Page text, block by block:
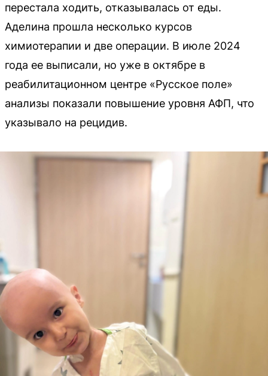
перестала ходить, отказывалась от еды.
Аделина прошла несколько курсов
химиотерапии и две операции. В июле 2024
года ее выписали, но уже в октябре в
реабилитационном центре «Русское поле»
анализы показали повышение уровня АФП, что
указывало на рецидив.